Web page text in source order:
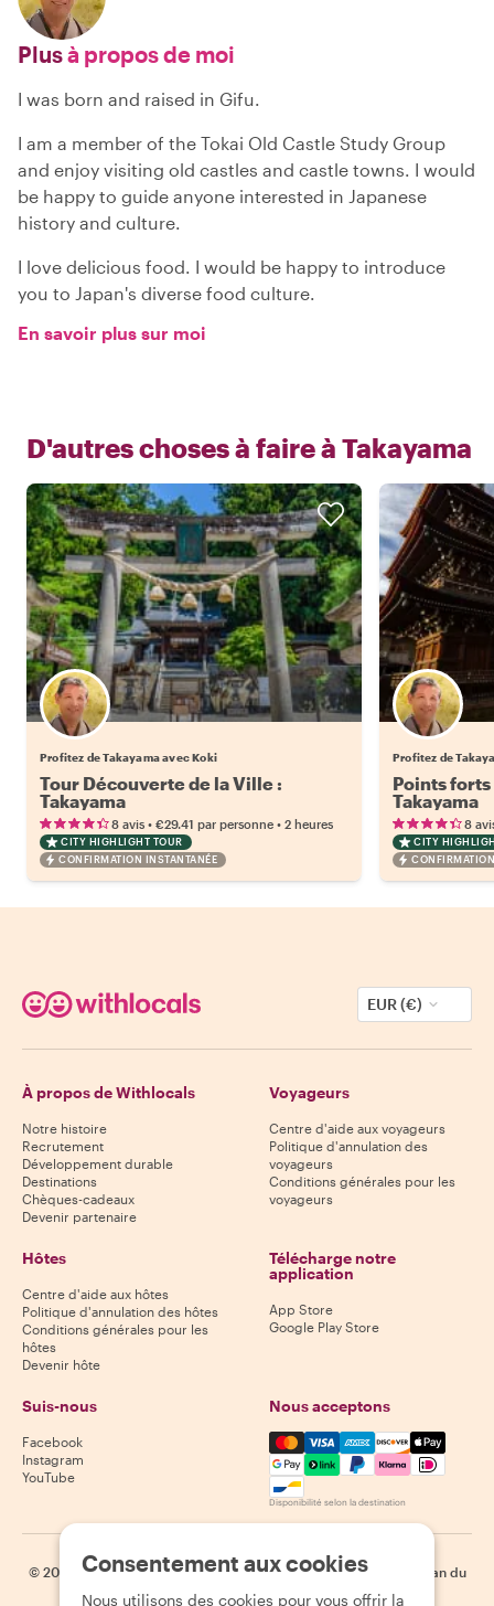
Plusà propos de moi
I was born and raised in Gifu.
I am a member of the Tokai Old Castle Study Group
and enjoy visiting old castles and castle towns. I would
be happy to guide anyone interested in Japanese
history and culture.
I love delicious food. I would be happy to introduce
you to Japan's diverse food culture.
En savoir plus sur moi
D'autres choses à faire à Takayama
Profitez de Takayama avec Koki
Tour Découverte de la Ville :
Takayama
8 avis • €29.41 par personne • 2 heures
CITY HIGHLIGHT TOUR
CONFIRMATION INSTANTANÉE
Profitez de
Points
Takayama
8
CITY
EUR (€)
À propos de Withlocals
Notre histoire
Recrutement
Développement durable
Destinations
Chèques-cadeaux
Devenir partenaire
Voyageurs
Centre d'aide aux voyageurs
Politique d'annulation des
voyageurs
Conditions générales pour les
voyageurs
Hôtes
Centre d'aide aux hôtes
Politique d'annulation des hôtes
Conditions générales pour les
hôtes
Devenir hôte
Télécharge notre
application
App Store
Google Play Store
Suis-nous
Facebook
Instagram
YouTube
Nous acceptons
Mastercard, Visa, Amex,
Disponibilité selon la destination
© 2026 Withlocals.com | Politique de confidentialité | Cookies
Plan du
site
Consentement aux cookies
Nous utilisons des cookies pour vous offrir la